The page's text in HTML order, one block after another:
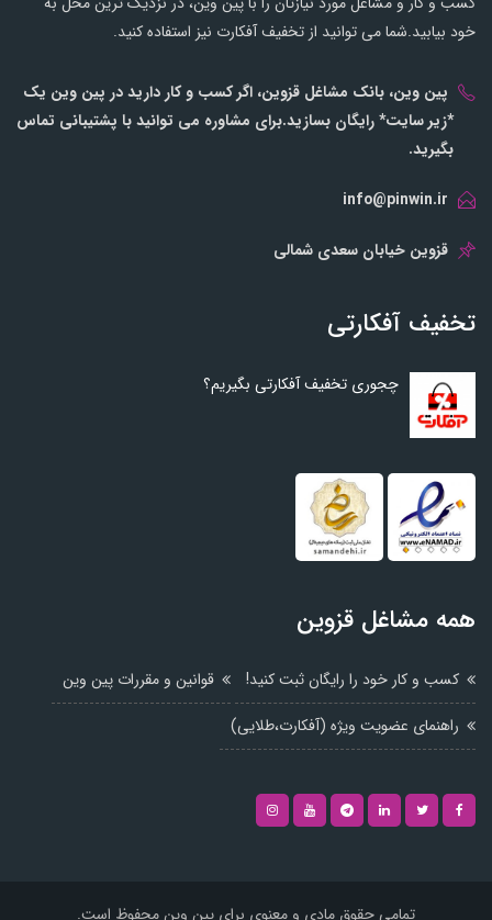
خود بیابید.شما می توانید از تخفیف آفکارت نیز استفاده کنید.
پین وین، بانک مشاغل قزوین، اگر کسب و کار دارید در پین وین یک
*زیر سایت* رایگان بسازید.برای مشاوره می توانید با پشتیبانی تماس
بگیرید.
info@pinwin.ir
قزوین خیابان سعدی شمالی
تخفیف آفکارتی
چجوری تخفیف آفکارتی بگیریم؟
همه مشاغل قزوین
کسب و کار خود را رایگان ثبت کنید!
قوانین و مقررات پین وین
راهنمای عضویت ویژه (آفکارت،طلایی)
تمامی حقوق مادی و معنوی برای پین وین محفوظ است.